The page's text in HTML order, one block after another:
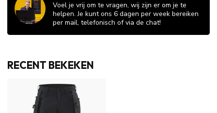
Voel je vrij om te vragen, wij zijn er om je te
helpen. Je kunt ons 6 dagen per week bereiken
per mail, telefonisch of via de chat!
RECENT BEKEKEN